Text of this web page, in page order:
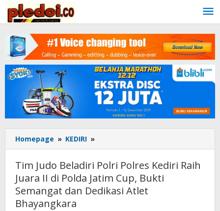
content
Homepage » KEDIRI »
Judo
Beladiri
Polri
Polres
Kediri
Tim Judo Beladiri Polri Polres Kediri Raih
Juara II di Polda Jatim Cup, Bukti
Semangat dan Dedikasi Atlet
Bhayangkara